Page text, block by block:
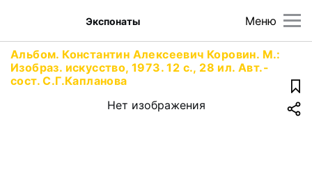
Меню
Экспонаты
Альбом. Константин Алексеевич Коровин. М.:
Изобраз. искусство, 1973. 12 с., 28 ил. Авт.-
сост. С.Г.Капланова
Нет изображения